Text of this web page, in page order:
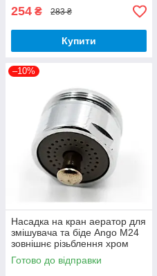
254 ₴ 283 ₴
Купити
–10%
Насадка на кран аератор для
змішувача та біде Ango М24
зовнішнє різьблення хром
латунь стоп режим
Готово до відправки